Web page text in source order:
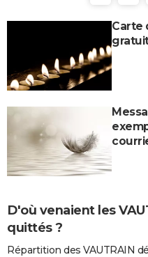
Carte
D'où venaient les
quittés ?
Répartition des VAUTRAIN